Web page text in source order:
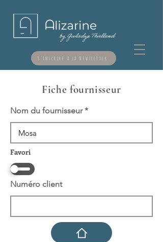
S'inscrire à la Newsletter
Fiche fournisseur
Nom du fournisseur
Favori
Numéro client